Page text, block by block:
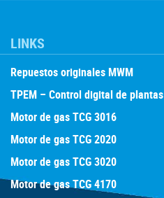
LINKS
Repuestos originales MWM
TPEM – Control digital de plantas
Motor de gas TCG 3016
Motor de gas TCG 2020
Motor de gas TCG 3020
Motor de gas TCG 4170